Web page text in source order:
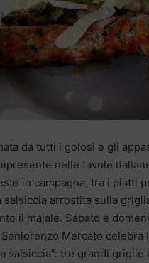
da tutti i golosi e gli
nelle tavole
in campagna, tra i piatti
salsiccia arrostita sulla
il maiale. Sabato e
Mercato celebra
salsiccia”: tre grandi